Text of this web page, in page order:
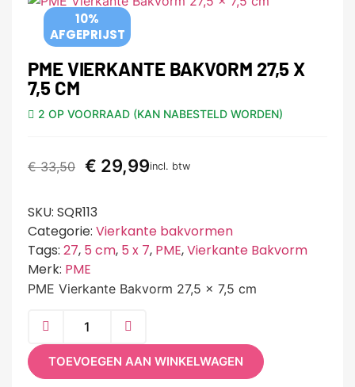
10%
AFGEPRIJST
PME VIERKANTE BAKVORM 27,5 X
7,5 CM
2 OP VOORRAAD (KAN NABESTELD WORDEN)
€33,50 € 29,99incl. btw
SKU: SQR113
Categorie: Vierkante bakvormen
Tags: 27, 5 cm, 5 x 7, PME,Vierkante Bakvorm
Merk: PME
PME Vierkante Bakvorm 27,5 x 7,5 cm
TOEVOEGEN AAN WINKELWAGEN